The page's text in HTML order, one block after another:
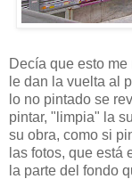
Decía que esto
le dan la vuelta al
lo no pintado se
pintar, "limpia" la
su obra, como si
las fotos, que está
la parte del fondo